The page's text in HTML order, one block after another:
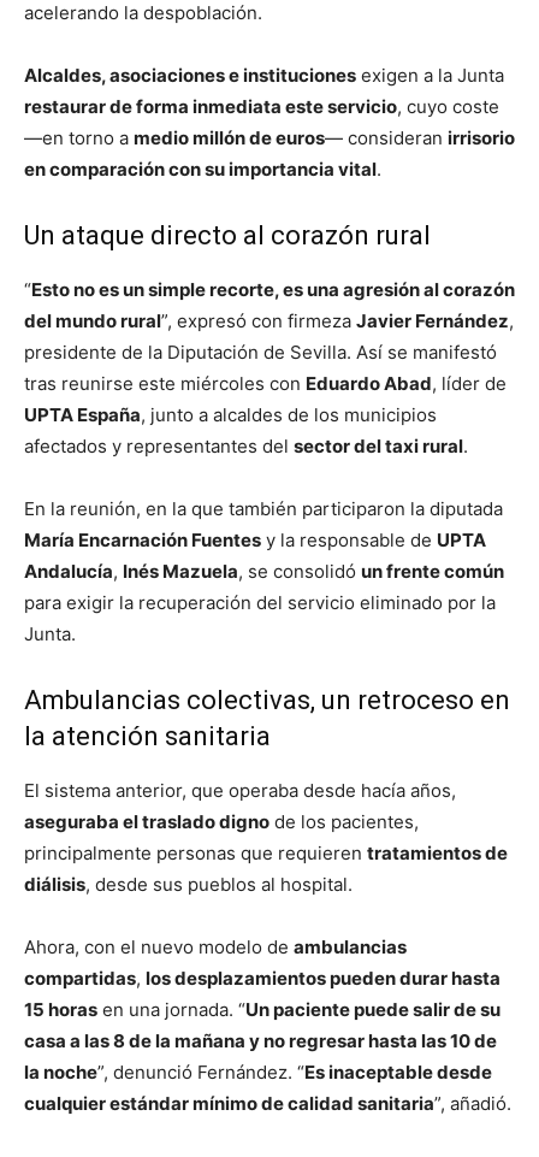
acelerando la despoblación.
Alcaldes, asociaciones e instituciones exigen a la Junta
restaurar de forma inmediata este servicio, cuyo coste
—en torno a medio millón de euros— consideran irrisorio
en comparación con su importancia vital.
Un ataque directo al corazón rural
“Esto no es un simple recorte, es una agresión al corazón
del mundo rural”, expresó con firmeza Javier Fernández,
presidente de la Diputación de Sevilla. Así se manifestó
tras reunirse este miércoles con Eduardo Abad, líder de
UPTA España, junto a alcaldes de los municipios
afectados y representantes del sector del taxi rural.
En la reunión, en la que también participaron la diputada
María Encarnación Fuentes y la responsable de UPTA
Andalucía, Inés Mazuela, se consolidó un frente común
para exigir la recuperación del servicio eliminado por la
Junta.
Ambulancias colectivas, un retroceso en
la atención sanitaria
El sistema anterior, que operaba desde hacía años,
aseguraba el traslado digno de los pacientes,
principalmente personas que requieren tratamientos de
diálisis, desde sus pueblos al hospital.
Ahora, con el nuevo modelo de ambulancias
compartidas, los desplazamientos pueden durar hasta
15 horas en una jornada. “Un paciente puede salir de su
casa a las 8 de la mañana y no regresar hasta las 10 de
la noche”, denunció Fernández. “Es inaceptable desde
cualquier estándar mínimo de calidad sanitaria”, añadió.